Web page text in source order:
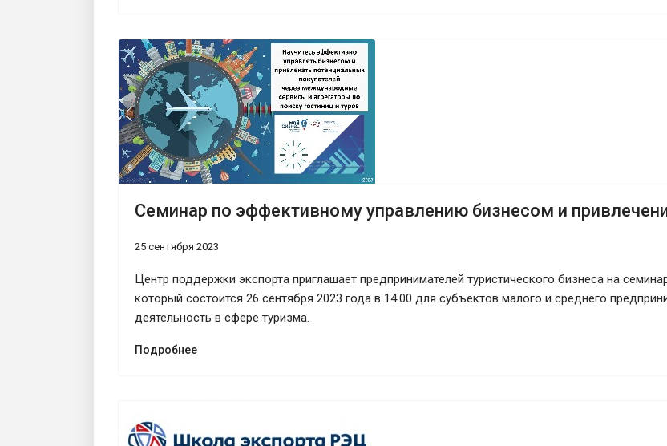
Семинар по эффективному управлению бизнесом и
25 сентября 2023
Центр поддержки экспорта приглашает предпринимателей туристического бизнеса на
который состоится 26 сентября 2023 года в 14.00 для субъектов малого и среднего
деятельность в сфере туризма.
Подробнее